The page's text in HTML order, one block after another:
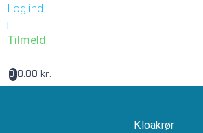
Log ind
|
Tilmeld
0 0,00 kr.
Kloakrør